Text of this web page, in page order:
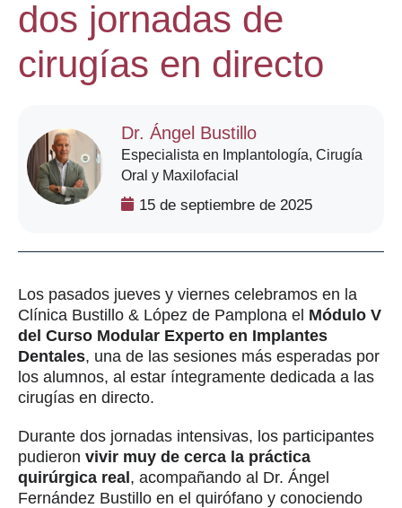
dos jornadas de
cirugías en directo
Dr. Ángel Bustillo
Especialista en Implantología, Cirugía
Oral y Maxilofacial
15 de septiembre de 2025
Los pasados jueves y viernes celebramos en la
Clínica Bustillo & López de Pamplona el Módulo V
del Curso Modular Experto en Implantes
Dentales, una de las sesiones más esperadas por
los alumnos, al estar íntegramente dedicada a las
cirugías en directo.
Durante dos jornadas intensivas, los participantes
pudieron vivir muy de cerca la práctica
quirúrgica real, acompañando al Dr. Ángel
Fernández Bustillo en el quirófano y conociendo